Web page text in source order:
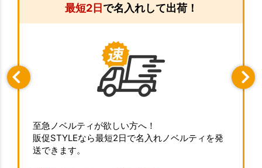
最短2日で名入れして出荷！
至急ノベルティが欲しい方へ！
販促STYLEなら最短2日で名入れノベルティを発
送できます。